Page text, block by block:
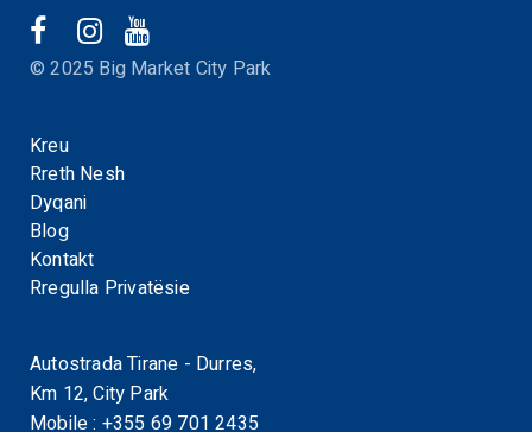
© 2025 Big Market City Park
Kreu
Rreth Nesh
Dyqani
Blog
Kontakt
Rregulla Privatësie
Autostrada Tirane - Durres,
Km 12, City Park
Mobile : +355 69 701 2435